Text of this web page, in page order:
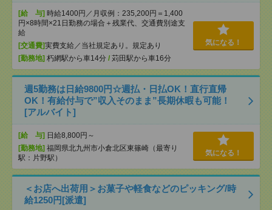
[給 与] 時給1400円／月収例：235,200円＝1,400
円×8時間×21日勤務の場合＋残業代、交通費別途支
給
[交通費]実費支給／当社規定あり。規定あり
[勤務地] 朽網駅から車14分 / 苅田駅から車16分
気になる！
週5勤務は日給9800円☆週払・日払OK！直行直帰
OK！有給付与で”収入そのまま”長期休暇も可能！
[アルバイト]
[給 与] 日給8,800円～
[勤務地] 福岡県北九州市小倉北区東篠崎（最寄り
駅：片野駅）
気になる！
＜お店へ出荷用＞お菓子や軽食などのピッキング/時
給1250円[派遣]